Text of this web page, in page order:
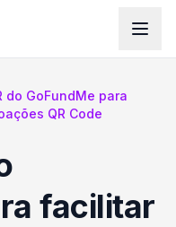
do GoFundMe para
QR Code
facilitar